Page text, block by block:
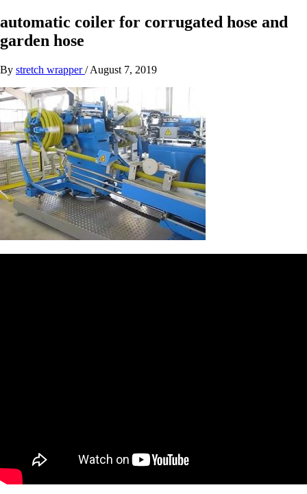
automatic coiler for corrugated hose and
garden hose
By stretch wrapper/August 7, 2019